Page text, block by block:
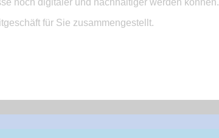
noch digitaler und nachhaltiger werden können.
für Sie zusammengestellt.